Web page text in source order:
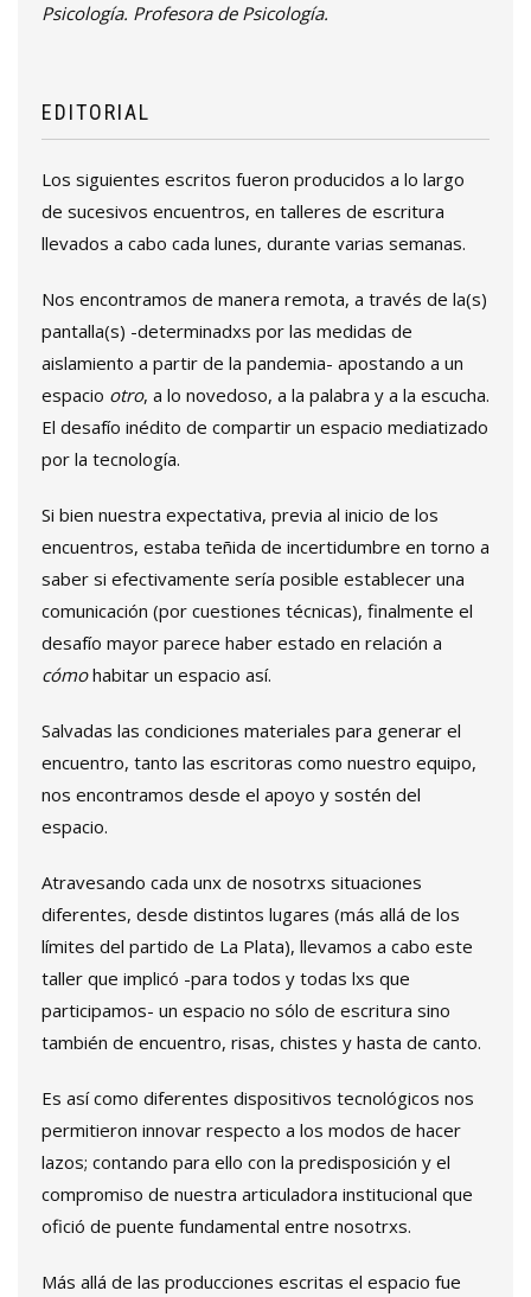
Psicología. Profesora de Psicología.
EDITORIAL
Los siguientes escritos fueron producidos a lo largo
de sucesivos encuentros, en talleres de escritura
llevados a cabo cada lunes, durante varias semanas.
Nos encontramos de manera remota, a través de la(s)
pantalla(s) -determinadxs por las medidas de
aislamiento a partir de la pandemia- apostando a un
espacio otro, a lo novedoso, a la palabra y a la escucha.
El desafío inédito de compartir un espacio mediatizado
por la tecnología.
Si bien nuestra expectativa, previa al inicio de los
encuentros, estaba teñida de incertidumbre en torno a
saber si efectivamente sería posible establecer una
comunicación (por cuestiones técnicas), finalmente el
desafío mayor parece haber estado en relación a
cómohabitar un espacio así.
Salvadas las condiciones materiales para generar el
encuentro, tanto las escritoras como nuestro equipo,
nos encontramos desde el apoyo y sostén del
espacio.
Atravesando cada unx de nosotrxs situaciones
diferentes, desde distintos lugares (más allá de los
límites del partido de La Plata), llevamos a cabo este
taller que implicó -para todos y todas lxs que
participamos- un espacio no sólo de escritura sino
también de encuentro, risas, chistes y hasta de canto.
Es así como diferentes dispositivos tecnológicos nos
permitieron innovar respecto a los modos de hacer
lazos; contando para ello con la predisposición y el
compromiso de nuestra articuladora institucional que
ofició de puente fundamental entre nosotrxs.
Más allá de las producciones escritas el espacio fue